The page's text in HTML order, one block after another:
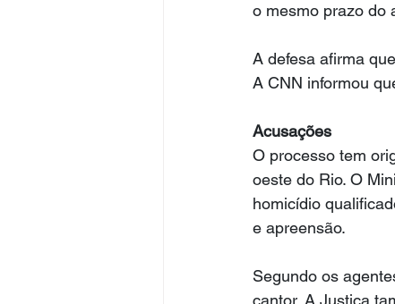
o mesmo prazo do
A defesa afirma
A CNN informou
Acusações
O processo tem
oeste do Rio. O
homicídio
e apreensão.
Segundo os
cantor. A Justiça